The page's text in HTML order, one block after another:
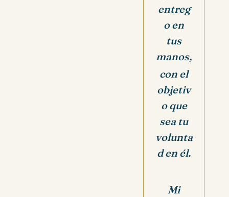
entreg
o en
tus
manos,
con el
objetiv
o que
sea tu
volunta
d en él.
Mi